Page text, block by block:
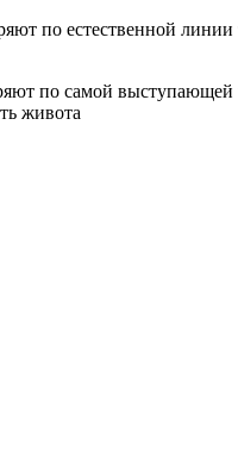
по естественной линии
по самой выступающей
живота